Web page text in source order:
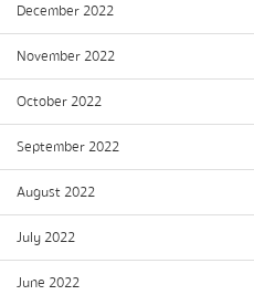
December 2022
November 2022
October 2022
September 2022
August 2022
July 2022
June 2022